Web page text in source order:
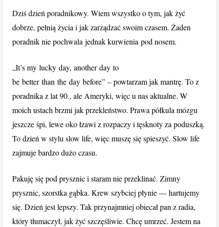
Dziś dzień poradnikowy. Wiem wszystko o tym, jak żyć
dobrze, pełnią życia i jak zarządzać swoim czasem. Żaden
poradnik nie pochwala jednak kurwienia pod nosem.
„It’s my lucky day, another day to
be better than the day before” – powtarzam jak mantrę. To z
poradnika z lat 90., ale Ameryki, więc u nas aktualne. W
moich ustach brzmi jak przekleństwo. Prawa półkula mózgu
jeszcze śpi, lewe oko łzawi z rozpaczy i tęsknoty za poduszką.
To dzień w stylu slow life, więc muszę się spieszyć. Slow life
zajmuje bardzo dużo czasu.
Pakuję się pod prysznic i staram nie przeklinać. Zimny
prysznic, szorstka gąbka. Krew szybciej płynie — hartujemy
się. Dzień jest lepszy. Tak przynajmniej obiecał pan z radia,
który tłumaczył, jak żyć szczęśliwie. Chcę umrzeć. Jestem na